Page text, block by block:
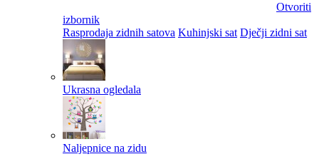
Otvoriti
izbornik
Rasprodaja zidnih satova Kuhinjski sat Dječji zidni sat
Ukrasna ogledala
Naljepnice na zidu